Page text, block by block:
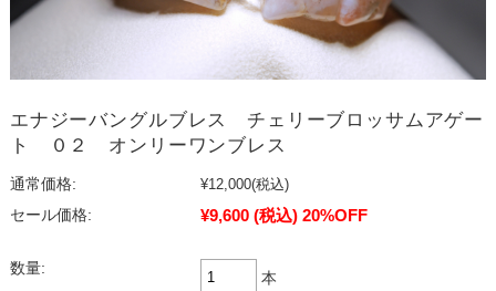
エナジーバングルブレス チェリーブロッサムアゲー
ト ０２ オンリーワンブレス
通常価格: ¥12,000(税込)
セール価格:
¥9,600 (税込) 20%OFF
数量:
本